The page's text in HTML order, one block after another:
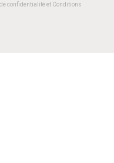
confidentialitéet Conditions